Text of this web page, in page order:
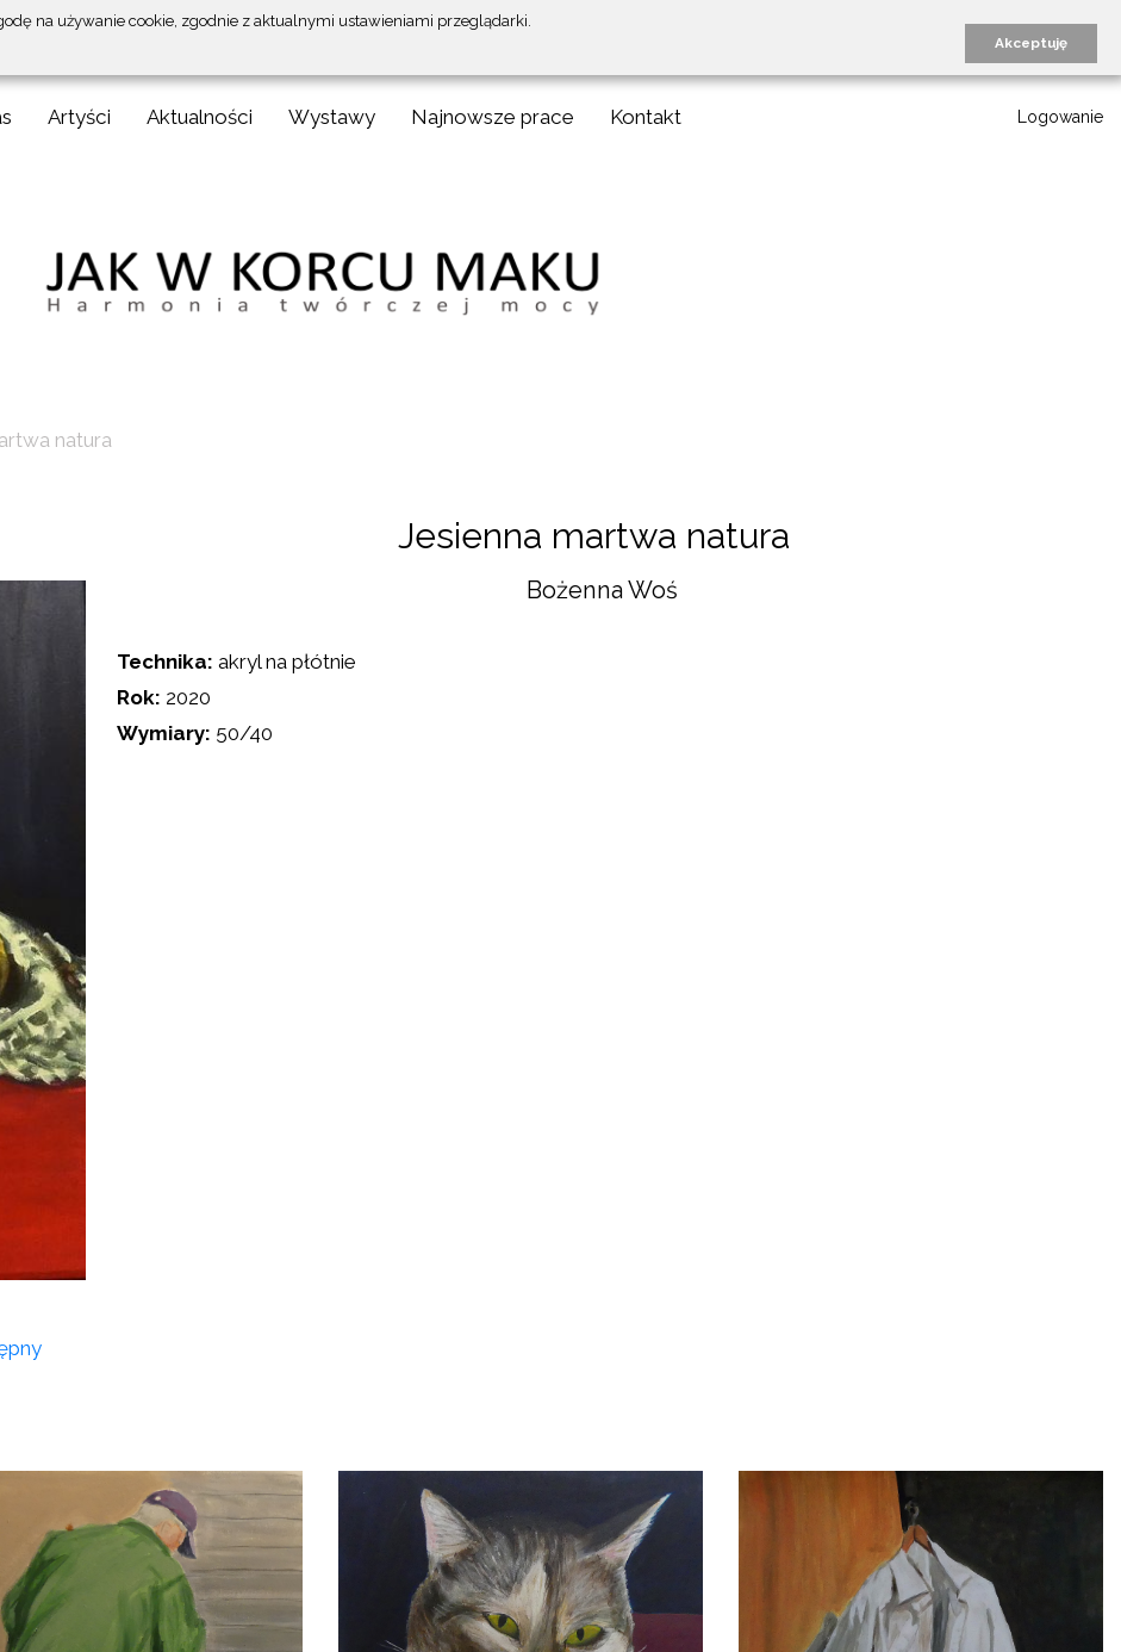
na używanie cookie, zgodnie z aktualnymi ustawieniami przeglądarki.
Akceptuję
Artyści Aktualności Wystawy Najnowsze prace Kontakt Logowanie
natura
Jesienna martwa natura
Bożenna Woś
Technika:akryl na płótnie
Rok: 2020
Wymiary: 50/40